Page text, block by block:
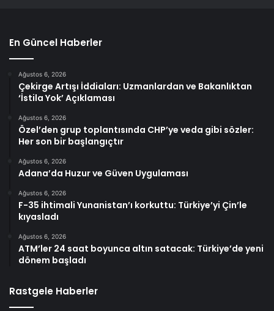
En Güncel Haberler
Ağustos 6, 2026
Çekirge Artışı İddiaları: Uzmanlardan ve Bakanlıktan
‘İstila Yok’ Açıklaması
Ağustos 6, 2026
Özel’den grup toplantısında CHP’ye veda gibi sözler:
Her son bir başlangıçtır
Ağustos 6, 2026
Adana’da Huzur ve Güven Uygulaması
Ağustos 6, 2026
F-35 ihtimali Yunanistan’ı korkuttu: Türkiye’yi Çin’le
kıyasladı
Ağustos 6, 2026
ATM’ler 24 saat boyunca altın satacak: Türkiye’de yeni
dönem başladı
Rastgele Haberler